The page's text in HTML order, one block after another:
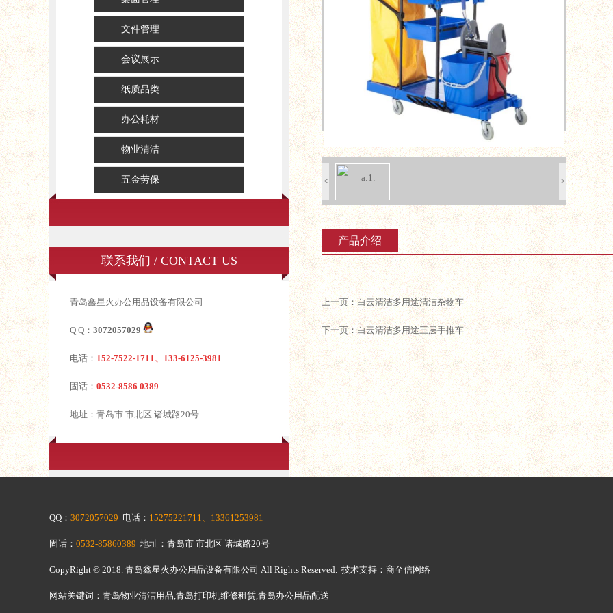
文件管理
会议展示
纸质品类
办公耗材
物业清洁
五金劳保
联系我们 / CONTACT US
青岛鑫星火办公用品设备有限公司
Q Q： 3072057029
电话： 152-7522-1711、133-6125-3981
固话： 0532-8586 0389
地址：青岛市 市北区 诸城路20号
< >
产品介绍
上一页：白云清洁多用途清洁杂物车
下一页：白云清洁多用途三层手推车
QQ： 3072057029 电话： 15275221711、13361253981
固话： 0532-85860389 地址：青岛市 市北区 诸城路20号
CopyRight © 2018. 青岛鑫星火办公用品设备有限公司 All Rights Reserved. 技术支持：商至信网络
网站关键词：青岛物业清洁用品,青岛打印机维修租赁,青岛办公用品配送